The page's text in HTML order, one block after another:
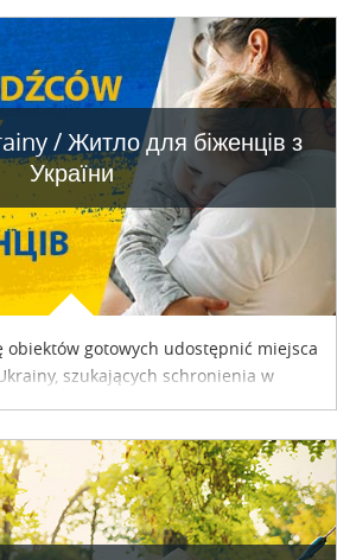
/ Житло для бiженцiв з
України
obiektów gotowych udostępnić miejsca
szukających schronienia w